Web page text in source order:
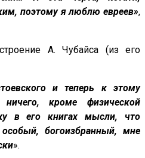
поэтому я люблю евреев»,
А. Чубайса (из его
и теперь к этому
кроме физической
в его книгах мысли, что
богоизбранный, мне
».